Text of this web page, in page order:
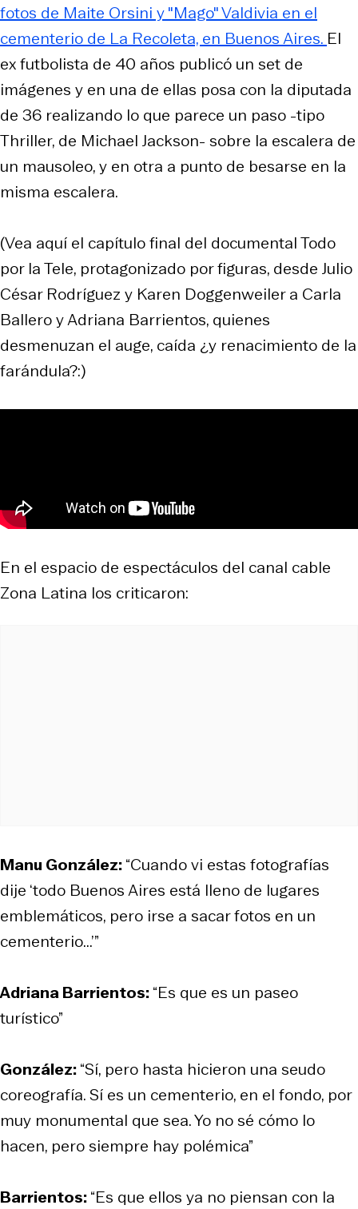
fotos de Maite Orsini y "Mago" Valdivia en el
cementerio de La Recoleta, en Buenos Aires. El
ex futbolista de 40 años publicó un set de
imágenes y en una de ellas posa con la diputada
de 36 realizando lo que parece un paso -tipo
Thriller, de Michael Jackson- sobre la escalera de
un mausoleo, y en otra a punto de besarse en la
misma escalera.
(Vea aquí el capítulo final del documental Todo
por la Tele, protagonizado por figuras, desde Julio
César Rodríguez y Karen Doggenweiler a Carla
Ballero y Adriana Barrientos, quienes
desmenuzan el auge, caída ¿y renacimiento de la
farándula?:)
En el espacio de espectáculos del canal cable
Zona Latina los criticaron:
Manu González:“Cuando vi estas fotografías
dije ‘todo Buenos Aires está lleno de lugares
emblemáticos, pero irse a sacar fotos en un
cementerio...’”
Adriana Barrientos:“Es que es un paseo
turístico”
González:“Sí, pero hasta hicieron una seudo
coreografía. Sí es un cementerio, en el fondo, por
muy monumental que sea. Yo no sé cómo lo
hacen, pero siempre hay polémica”
Barrientos:“Es que ellos ya no piensan con la